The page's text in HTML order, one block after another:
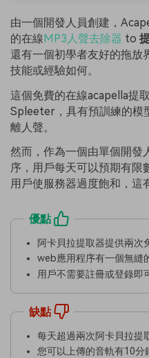
由一個開發人員創建，
的在線MP3人聲去除器 to
還有一個初學者友好的拖放
技能或經驗如何。
這個免費的在線acapella提
Spleeter，具有預訓練的模
離人聲。
然而，作為一個由單個開發
序，用戶每天可以預期有限
用戶使服務器過度飽和，這
優點
阿卡貝拉提取器提供兩次
web應用程序有一個無縫
用戶不需要註冊或登錄即
缺點
每天超過兩次阿卡貝拉提
您可以上傳的音軌有10分